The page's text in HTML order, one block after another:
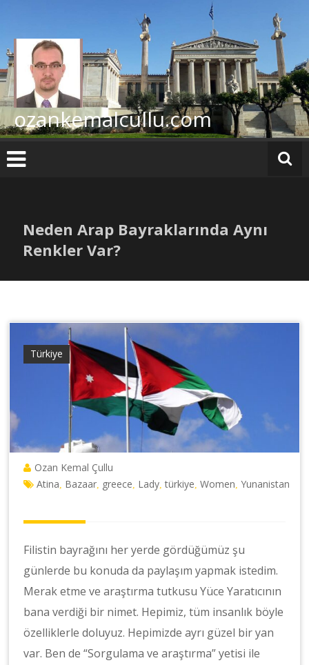
ozankemalcullu.com
Neden Arap Bayraklarında Aynı
Renkler Var?
Türkiye
Ozan Kemal Çullu
Atina Bazaar greece Lady ,türkiye ,Women ,Yunanistan
Filistin bayrağını her yerde gördüğümüz şu
günlerde bu konuda da paylaşım yapmak istedim.
Merak etme ve araştırma tutkusu Yüce Yaratıcının
bana verdiği bir nimet. Hepimiz, tüm insanlık böyle
özelliklerle doluyuz. Hepimizde ayrı güzel bir yan
var. Ben de “Sorgulama ve araştırma” yetisi ile